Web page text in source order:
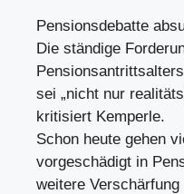
Pensionsdebatte
Die ständige
Pensionsantrittsalters
sei „nicht nur
kritisiert Kemperle.
Schon heute gehen
vorgeschädigt in
weitere